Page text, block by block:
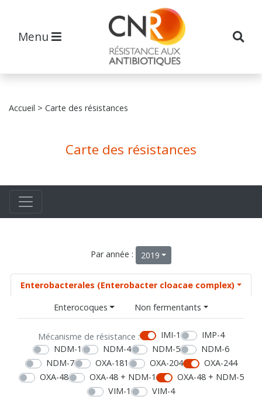
Menu
Accueil > Carte des résistances
Carte des résistances
Par année : 2019
Enterobacterales (Enterobacter cloacae complex)
Enterocoques
Non fermentants
Mécanisme de résistance : IMI-1
IMP-4
NDM-1
NDM-4 NDM-5
NDM-6
NDM-7
OXA-181 OXA-204
OXA-244
OXA-48
OXA-48 + NDM-1
OXA-48 + NDM-5
VIM-1
VIM-4